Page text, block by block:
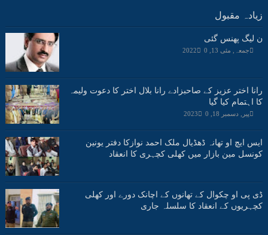
زیادہ مقبول
ن لیگ پھنس گئی
جمعہ, مئی 13, 2022 0
رانا اختر عزیز کے صاحبزادے رانا بلال اختر کا دعوت ولیمہ
کا اہتمام کیا گیا
پیر, دسمبر 18, 2023 0
ایس ایچ او تھانہ ڈھڈیال ملک احمد نوازکا دفتر یونین
کونسل مین بازار میں کھلی کچہری کا انعقاد
ڈی پی او چکوال کے تھانوں کے اچانک دورے اور کھلی
کچہریوں کے انعقاد کا سلسلہ جاری